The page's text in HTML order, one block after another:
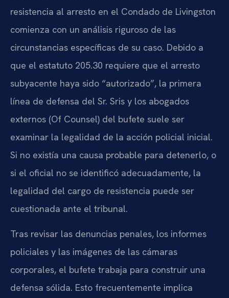
resistencia al arresto en el Condado de Livingston
comienza con un análisis riguroso de las
circunstancias específicas de su caso. Debido a
que el estatuto 205.30 requiere que el arresto
subyacente haya sido “autorizado”, la primera
línea de defensa del Sr. Sris y los abogados
externos (Of Counsel) del bufete suele ser
examinar la legalidad de la acción policial inicial.
Si no existía una causa probable para detenerlo, o
si el oficial no se identificó adecuadamente, la
legalidad del cargo de resistencia puede ser
cuestionada ante el tribunal.
Tras revisar las denuncias penales, los informes
policiales y las imágenes de las cámaras
corporales, el bufete trabaja para construir una
defensa sólida. Esto frecuentemente implica